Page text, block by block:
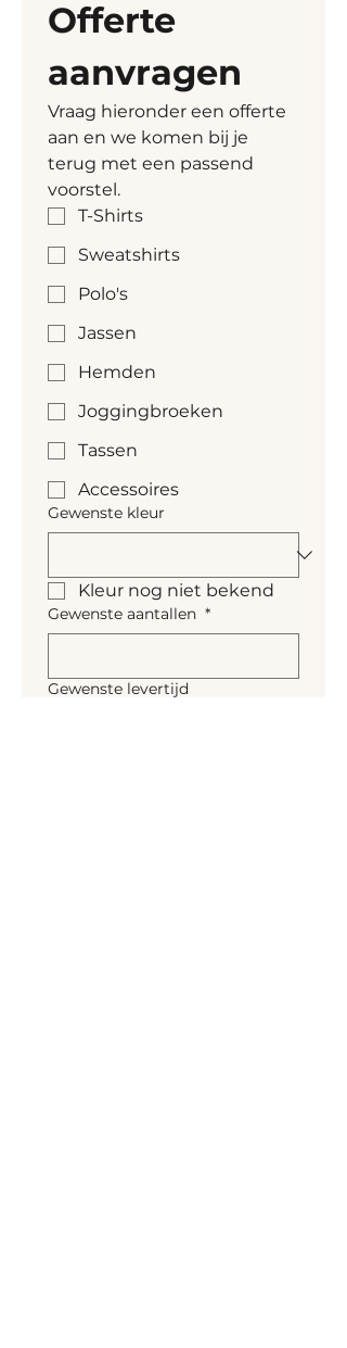
Mouwsplit met één knoop
Manchetten met twee
knopen en afgeronde
hoeken
Dubbele plooien aan
manchetten
Alle kleuren zijn GOTS-
gecertificeerd, behalve
Heather Haze, dat GRS-
gecertificeerd is.
Offerte
aanvragen
Vraag hieronder een offerte
aan en we komen bij je
terug met een passend
voorstel.
T-Shirts
Sweatshirts
Polo's
Jassen
Hemden
Joggingbroeken
Tassen
Accessoires
Gewenste kleur
Kleur nog niet bekend
Gewenste aantallen *
Gewenste levertijd